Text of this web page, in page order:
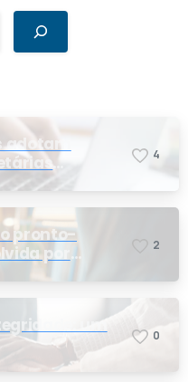
adotam
e do STF
4
pronto-
por
2
um
0